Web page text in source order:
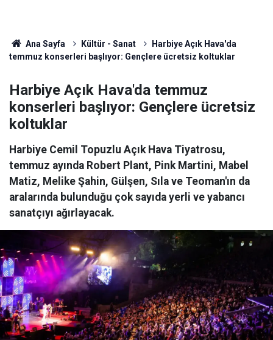
Ana Sayfa Kültür - Sanat
Harbiye Açık Hava'da
temmuz konserleri başlıyor: Gençlere ücretsiz koltuklar
Harbiye Açık Hava'da temmuz
konserleri başlıyor: Gençlere ücretsiz
koltuklar
Harbiye Cemil Topuzlu Açık Hava Tiyatrosu,
temmuz ayında Robert Plant, Pink Martini, Mabel
Matiz, Melike Şahin, Gülşen, Sıla ve Teoman'ın da
aralarında bulunduğu çok sayıda yerli ve yabancı
sanatçıyı ağırlayacak.